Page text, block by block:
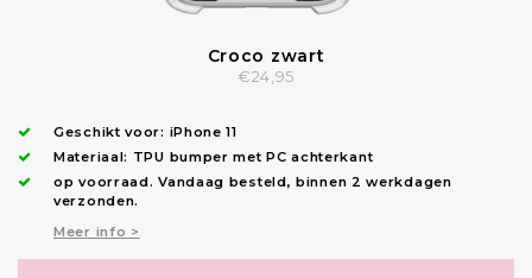
Croco zwart
€24,95
Geschikt voor: iPhone 11
Materiaal: TPU bumper met PC achterkant
op voorraad.Vandaag besteld, binnen 2 werkdagen
verzonden.
Meer info >